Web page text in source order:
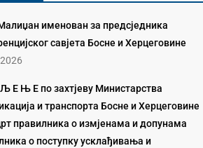
именован за предсједника
савјета Босне и Херцеговине
Е Њ Е по захтјеву Министарства
и транспорта Босне и Херцеговине
правилника о измјенама и допунама
о поступку усклађивања и